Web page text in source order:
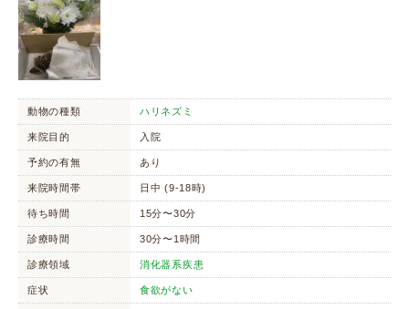
動物の種類 ハリネズミ
来院目的 入院
予約の有無 あり
来院時間帯 日中 (9-18時)
待ち時間 15分〜30分
診療時間 30分〜1時間
診療領域 消化器系疾患
症状 食欲がない